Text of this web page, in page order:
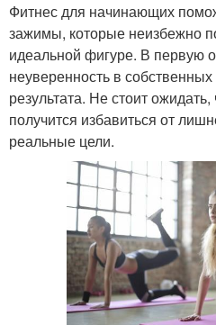
Фитнес для начинающих
зажимы, которые неизбежно
идеальной фигуре. В первую
неуверенность в собственных
результата. Не стоит
получится избавиться от
реальные цели.